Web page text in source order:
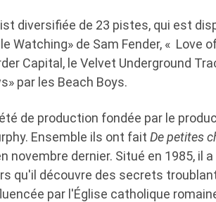
diversifiée de 23 pistes, qui est
Watching» de Sam Fender, « Love
Capital, le Velvet Underground
par les Beach Boys.
de production fondée par le
Ensemble ils ont fait De petites
novembre dernier. Situé en 1985, il
qu'il découvre des secrets
par l'Église catholique